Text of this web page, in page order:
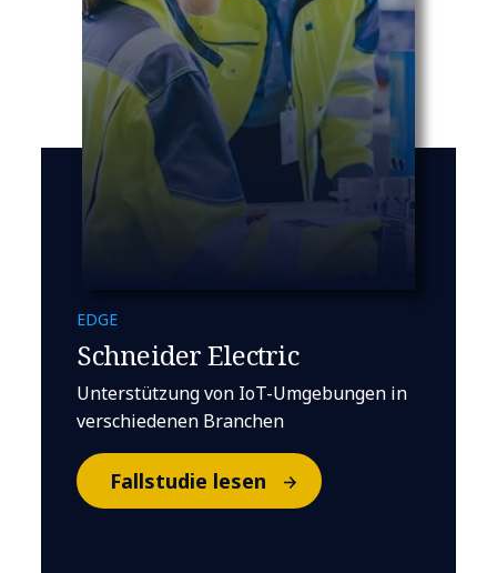
EDGE
Schneider Electric
Unterstützung von IoT-Umgebungen in
verschiedenen Branchen
Fallstudie lesen